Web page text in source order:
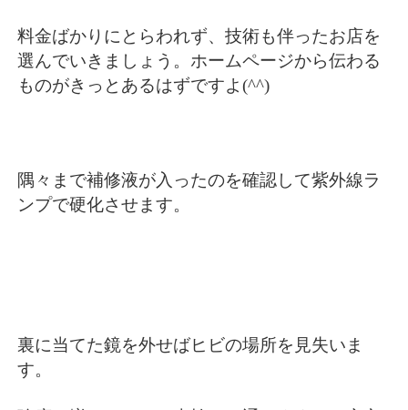
料金ばかりにとらわれず、技術も伴ったお店を
選んでいきましょう。ホームページから伝わる
ものがきっとあるはずですよ(^^)
隅々まで補修液が入ったのを確認して紫外線ラ
ンプで硬化させます。
裏に当てた鏡を外せばヒビの場所を見失いま
す。